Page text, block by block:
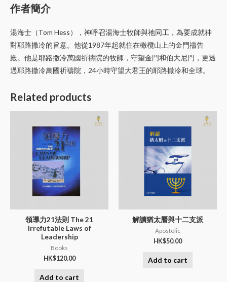
作者簡介
湯海士（Tom Hess），神呼召湯海士牧師與祂同工，為要成就神
對耶路撒冷的旨意。他從1987年起就住在橄欖山上的金門禱告
殿。他是耶路撒冷萬國祈禱院的牧師，守望金門和伯大尼門，更透
過耶路撒冷萬國祈禱院，24小時守望大君王的耶路撒冷和全球。
Related products
領導力21法則 The 21
Irrefutable Laws of
Leadership
Books
HK$120.00
Add to cart
解讀猶太曆與十二支派
Apostolic
HK$50.00
Add to cart